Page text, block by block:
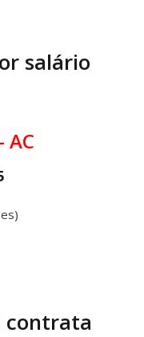
salário
AC
contrata